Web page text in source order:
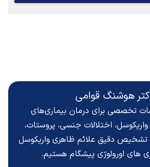
هوشنگ قوامی
تخصصی برای درمان بیماری‌های
واریکوسل، اختلالات جنسی، پروستات،
تشخیص دقیقعلائم ظاهری واریکوسل
های اورولوژی پیشگام هستیم.